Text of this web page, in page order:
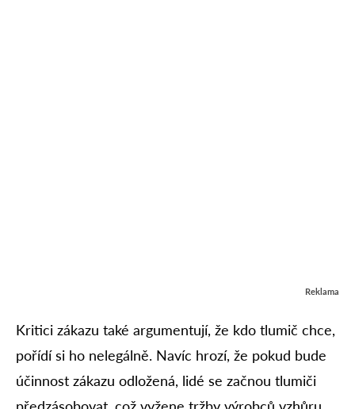
Reklama
Kritici zákazu také argumentují, že kdo tlumič chce,
pořídí si ho nelegálně. Navíc hrozí, že pokud bude
účinnost zákazu odložená, lidé se začnou tlumiči